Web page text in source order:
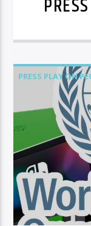
PRESS PLAY ON